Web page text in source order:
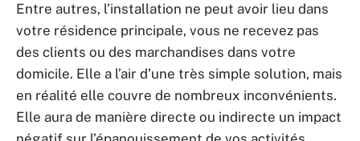
Entre autres, l’installation ne peut avoir lieu dans
votre résidence principale, vous ne recevez pas
des clients ou des marchandises dans votre
domicile. Elle a l’air d’une très simple solution, mais
en réalité elle couvre de nombreux inconvénients.
Elle aura de manière directe ou indirecte un impact